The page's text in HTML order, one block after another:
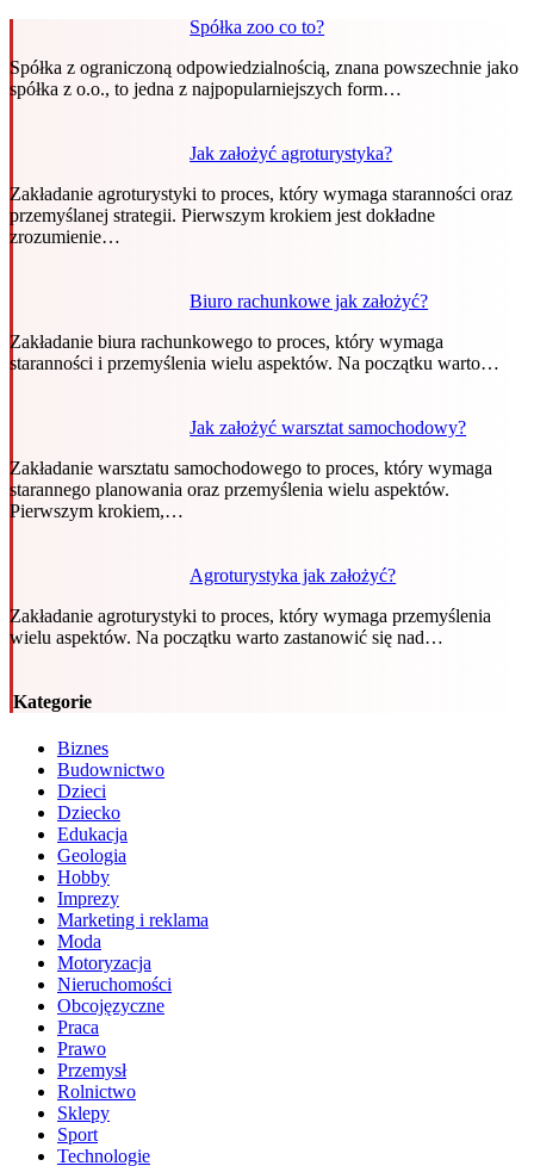
Spółka zoo co to?
Spółka z ograniczoną odpowiedzialnością, znana powszechnie jako
spółka z o.o., to jedna z najpopularniejszych form…
Jak założyć agroturystyka?
Zakładanie agroturystyki to proces, który wymaga staranności oraz
przemyślanej strategii. Pierwszym krokiem jest dokładne
zrozumienie…
Biuro rachunkowe jak założyć?
Zakładanie biura rachunkowego to proces, który wymaga
staranności i przemyślenia wielu aspektów. Na początku warto…
Jak założyć warsztat samochodowy?
Zakładanie warsztatu samochodowego to proces, który wymaga
starannego planowania oraz przemyślenia wielu aspektów.
Pierwszym krokiem,…
Agroturystyka jak założyć?
Zakładanie agroturystyki to proces, który wymaga przemyślenia
wielu aspektów. Na początku warto zastanowić się nad…
Kategorie
Biznes
Budownictwo
Dzieci
Dziecko
Edukacja
Geologia
Hobby
Imprezy
Marketing i reklama
Moda
Motoryzacja
Nieruchomości
Obcojęzyczne
Praca
Prawo
Przemysł
Rolnictwo
Sklepy
Sport
Technologie